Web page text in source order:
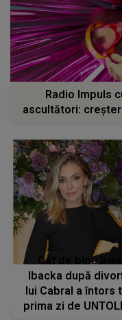
Radio Impuls
ascultători:
Cât de bine îi
Ibacka după
lui Cabral a întors
prima zi de